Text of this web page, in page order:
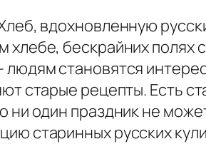
вдохновленную
бескрайних полях
становятся
старые рецепты. Есть
один праздник не
старинных русских